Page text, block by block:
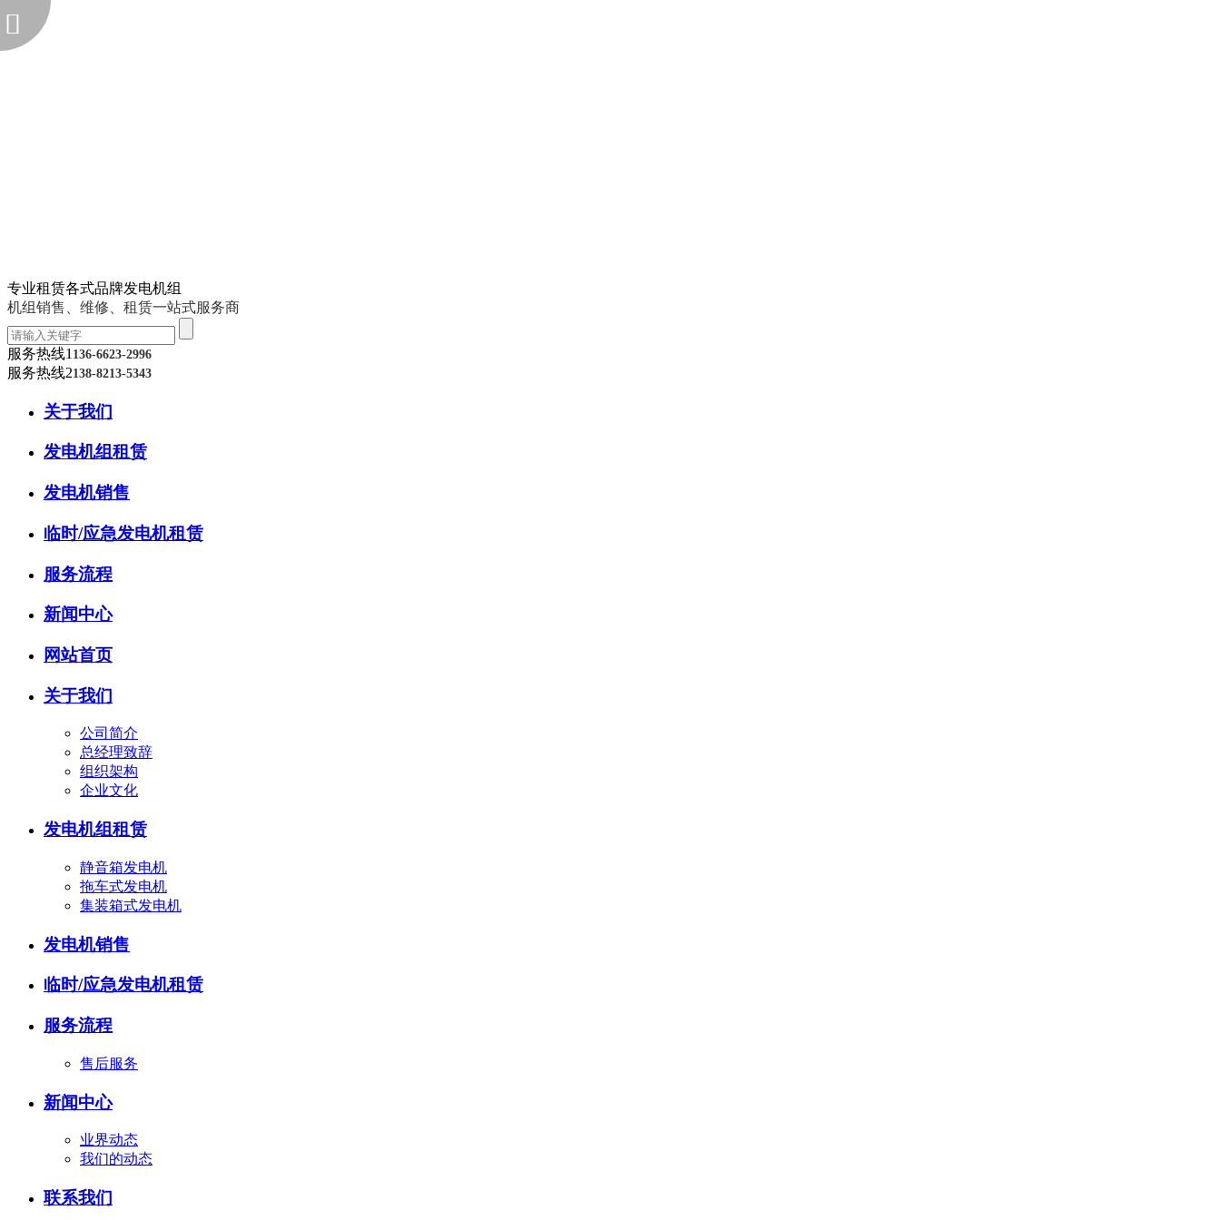
专业租赁各式品牌发电机组
机组销售、维修、租赁一站式服务商
服务热线1 136-6623-2996
服务热线2138-8213-5343
关于我们
发电机组租赁
发电机销售
临时/应急发电机租赁
服务流程
新闻中心
网站首页
关于我们
公司简介
总经理致辞
组织架构
企业文化
发电机组租赁
静音箱发电机
拖车式发电机
集装箱式发电机
发电机销售
临时/应急发电机租赁
服务流程
售后服务
新闻中心
业界动态
我们的动态
联系我们